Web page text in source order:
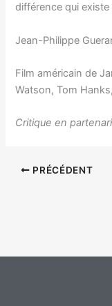
différence qui
Jean-Philippe
Film américain de
Watson, Tom
Critique en
PRÉCÉDENT